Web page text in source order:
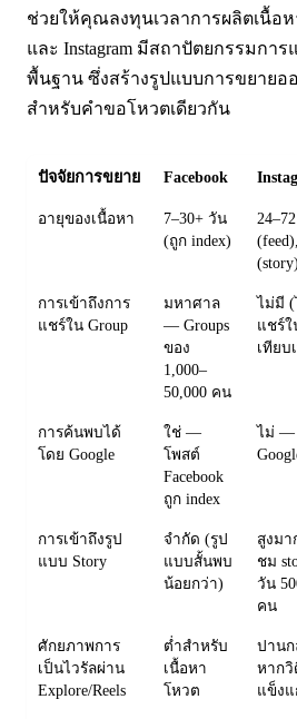
ช่วยให้คุณลงทุนเวลาการผลิตเนื้อห
และ Instagram มีสถาปัตยกรรมกา
พื้นฐาน ซึ่งสร้างรูปแบบการขยาย
สำหรับคำขอโหวตเดียวกัน
ปัจจัยการขยาย Facebook
อายุของเนื้อหา
7–30+ วัน
(ถูก index)
(story)
การเข้าถึงการ
แชร์ใน Group
มหาศาล
— Groups
ของ
1,000–
50,000 คน
ไม่มี
แชร์ใ
เทียบ
การค้นพบได้
โดย Google
ใช่ —
โพสต์
Facebook
ถูก index
ไม่ —
การเข้าถึงรูป
แบบ Story
จำกัด (รูป
แบบสั้นพบ
น้อยกว่า)
สูงม
ชม
วัน
คน
ศักยภาพการ
เป็นไวรัลผ่าน
Explore/Reels
ต่ำสำหรับ
เนื้อหา
โหวต
ปาน
หากวิ
แข็งแ